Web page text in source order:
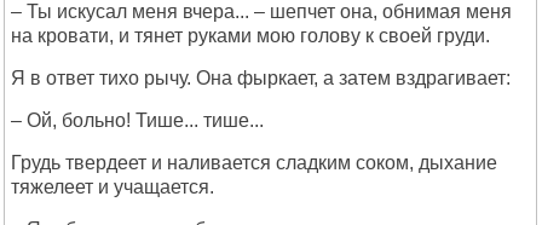
– Ты искусал меня вчера... – шепчет она, обнимая меня
на кровати, и тянет руками мою голову к своей груди.
Я в ответ тихо рычу. Она фыркает, а затем вздрагивает:
– Ой, больно! Тише... тише...
Грудь твердеет и наливается сладким соком, дыхание
тяжелеет и учащается.